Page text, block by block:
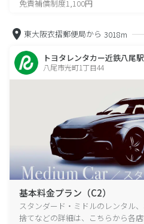
免責補償制度1,100円
東大阪衣摺郵便局から 3018m
トヨタレンタカー近鉄八尾
八尾市光町1丁目44
基本料金プラン（C2）
スタンダード・ミドルのレンタル
捨てなどの詳細は、こちらから各店